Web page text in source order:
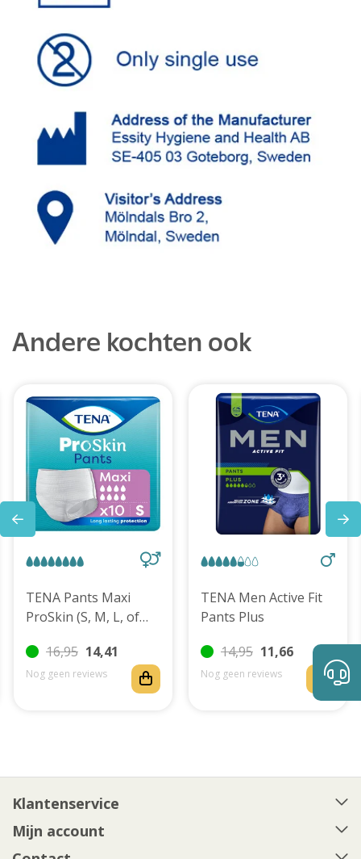
Andere kochten ook
TENA Pants Maxi
ProSkin (S, M, L, of
16,95 14,41
Nog geen reviews
TENA Men Active Fit
Pants Plus
14,95 11,66
Nog geen reviews
Klantenservice
Mijn account